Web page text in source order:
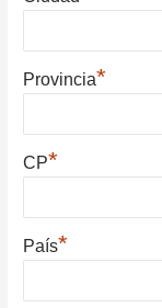
Provincia*
CP*
País*